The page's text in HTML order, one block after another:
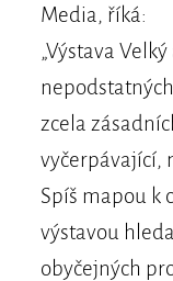
Media, říká:
„Výstava
zcela
vyčerpávající,
Spíš mapou k
výstavou
obyčejných